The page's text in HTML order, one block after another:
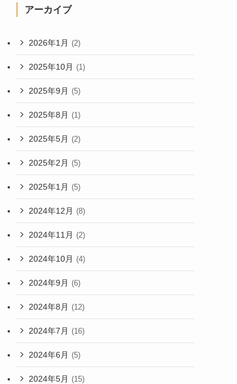
アーカイブ
2026年1月 (2)
2025年10月 (1)
2025年9月 (5)
2025年8月 (1)
2025年5月 (2)
2025年2月 (5)
2025年1月 (5)
2024年12月 (8)
2024年11月 (2)
2024年10月 (4)
2024年9月 (6)
2024年8月 (12)
2024年7月 (16)
2024年6月 (5)
2024年5月 (15)